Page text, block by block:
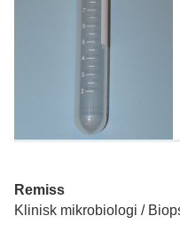
Remiss
Klinisk mikrobiologi /